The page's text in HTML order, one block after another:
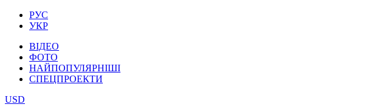
РУС
УКР
ВІДЕО
ФОТО
НАЙПОПУЛЯРНІШІ
СПЕЦПРОЕКТИ
USD